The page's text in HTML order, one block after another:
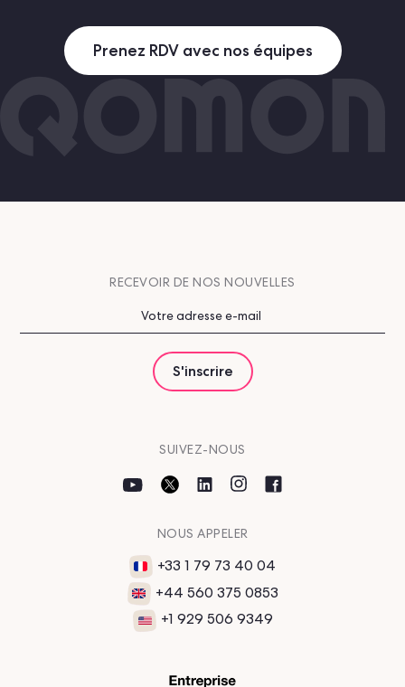
Prenez RDV avec nos équipes
SUIVEZ-NOUS
NOUS APPELER
+33 1 79 73 40 04
+44 560 375 0853
+1 929 506 9349
RECEVOIR DE NOS NOUVELLES